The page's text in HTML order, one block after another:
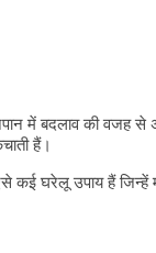
में बदलाव की वजह से
हैं।
घरेलू उपाय हैं जिन्हें